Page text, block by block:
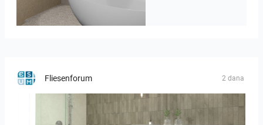
J._Stadtmuller-Koops_Staphorst_badkamer_TEGELS-3
Fliesenforum 2 dana